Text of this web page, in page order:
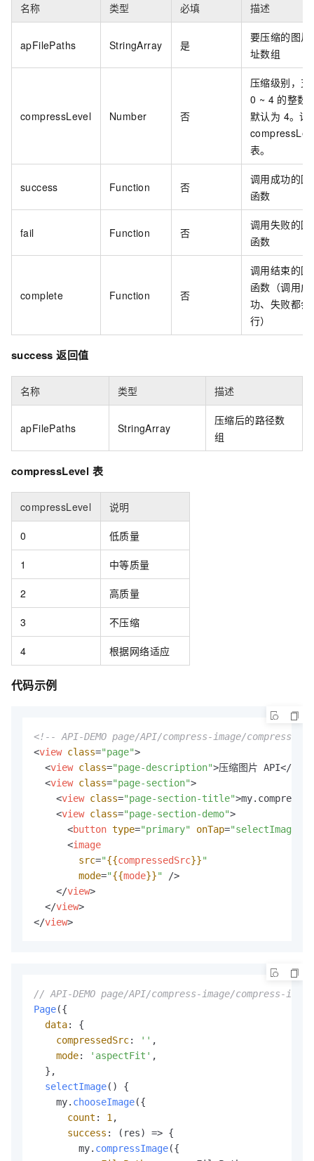
名称 类型 必填 描述
apFilePaths StringArray 是
要压缩的图片
址数组
compressLevel Number 否
压缩级别，支
0 ~ 4 的整数
默认为 4。详
表。
success Function 否
调用成功的回
函数
fail Function 否
调用失败的回
函数
complete Function 否
调用结束的回
函数（调用成
功、失败都会
行）
success 返回值
名称 类型 描述
apFilePaths StringArray
压缩后的路径数
组
compressLevel 表
compressLevel 说明
0 低质量
1 中等质量
2 高质量
3 不压缩
4 根据网络适应
代码示例
<!-- API-DEMO page/API/compress-image/compress-
<view class="page">
<view class="page-description">压缩图片 API</
<view class="page-section">
<view class="page-section-title">
<view class="page-section-demo">
<button type="primary" onTap="selectImage"
<image
src="{{compressedSrc}}"
mode="{{mode}}"
/>
</view>
</view>
</view>
// API-DEMO page/API/compress-image/compress-
Page({
data: {
compressedSrc: '' ,
mode: 'aspectFit' ,
  },
selectImage() {
    my.
chooseImage({
count : 1 ,
success : (res) => {
        my.
compressImage({